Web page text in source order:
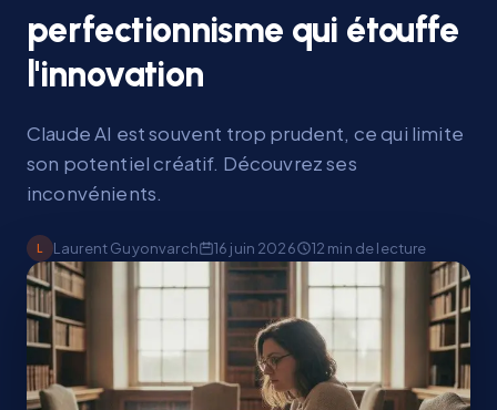
perfectionnisme qui étouffe
l'innovation
Claude AI est souvent trop prudent, ce qui limite
son potentiel créatif. Découvrez ses
inconvénients.
L Laurent Guyonvarch 16 juin 2026 12 min de lecture